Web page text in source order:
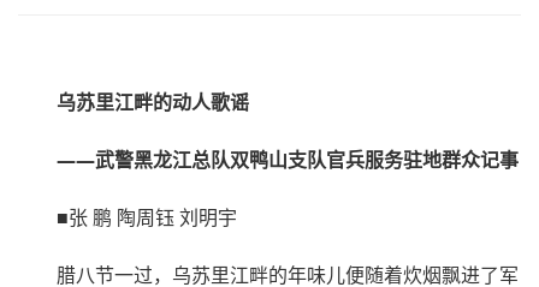
乌苏里江畔的动人歌谣
——武警黑龙江总队双鸭山支队官兵服务驻地群众记事
■张 鹏 陶周钰 刘明宇
腊八节一过，乌苏里江畔的年味儿便随着炊烟飘进了军